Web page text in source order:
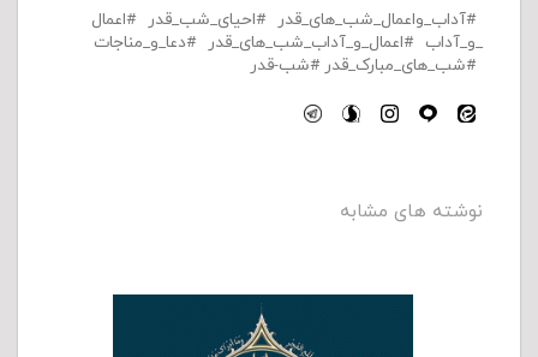
آداب_واعمال_شب_های_قدر
احیای_شب_قدر
اعمال
_و_آداب
اعمال_و_آداب_شب_های_قدر
دعا_و_مناجات
شب_های_مبارک_قدر
شب-قدر
نوشته های مشابه